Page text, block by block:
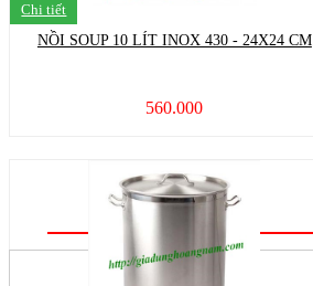
Chi tiết
NỒI SOUP 10 LÍT INOX 430 - 24X24 CM
560.000